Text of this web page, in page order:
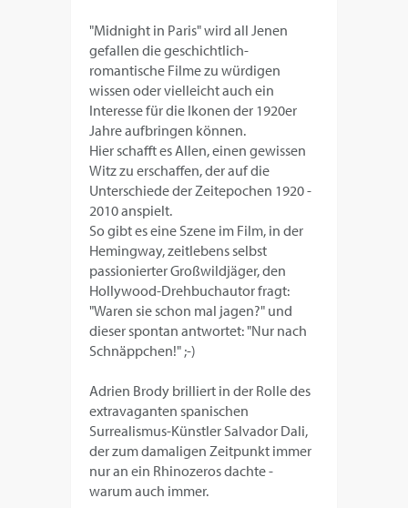
"Midnight in Paris" wird all Jenen
gefallen die geschichtlich-
romantische Filme zu würdigen
wissen oder vielleicht auch ein
Interesse für die Ikonen der 1920er
Jahre aufbringen können.
Hier schafft es Allen, einen gewissen
Witz zu erschaffen, der auf die
Unterschiede der Zeitepochen 1920 -
2010 anspielt.
So gibt es eine Szene im Film, in der
Hemingway, zeitlebens selbst
passionierter Großwildjäger, den
Hollywood-Drehbuchautor fragt:
"Waren sie schon mal jagen?" und
dieser spontan antwortet: "Nur nach
Schnäppchen!" ;-)
Adrien Brody brilliert in der Rolle des
extravaganten spanischen
Surrealismus-Künstler Salvador Dali,
der zum damaligen Zeitpunkt immer
nur an ein Rhinozeros dachte -
warum auch immer.